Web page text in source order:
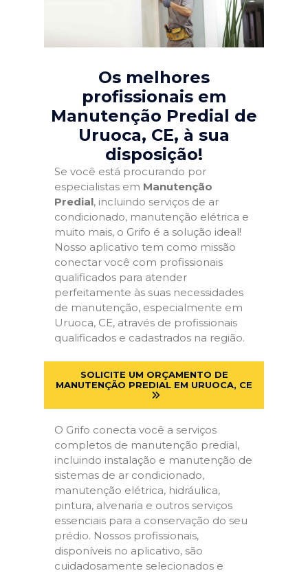
Os melhores
profissionais em
Manutenção Predial de
Uruoca, CE, à sua
disposição!
Se você está procurando por
especialistas em Manutenção
Predial, incluindo serviços de ar
condicionado, manutenção elétrica e
muito mais, o Grifo é a solução ideal!
Nosso aplicativo tem como missão
conectar você com profissionais
qualificados para atender
perfeitamente às suas necessidades
de manutenção, especialmente em
Uruoca, CE, através de profissionais
qualificados e cadastrados na região.
SOLICITE UM ORÇAMENTO DE
MANUTENÇÃO PREDIAL EM URUOCA, CE
O Grifo conecta você a serviços
completos de manutenção predial,
incluindo instalação e manutenção de
sistemas de ar condicionado,
manutenção elétrica, hidráulica,
pintura, alvenaria e outros serviços
essenciais para a conservação do seu
prédio. Nossos profissionais,
disponíveis no aplicativo, são
cuidadosamente selecionados e